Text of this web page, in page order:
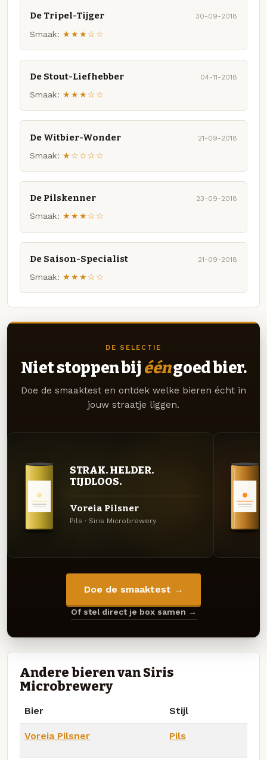
De Tripel-Tijger 30-09-2018
Smaak: ★★★☆☆
De Stout-Liefhebber 04-11-2018
Smaak: ★★★☆☆
De Witbier-Wonder 21-09-2018
Smaak: ★☆☆☆☆
De Pilskenner 23-09-2018
Smaak: ★★★☆☆
De Saison-Specialist 21-09-2018
Smaak: ★★★☆☆
DE SELECTIE
Niet stoppen bij ééngoed bier.
Doe de smaaktest en ontdek welke bieren écht in
jouw straatje liggen.
STRAK. HELDER.
TIJDLOOS.
Voreia Pilsner
Pils · Siris Microbrewery
Doe de smaaktest →
Of stel direct je box samen →
Andere bieren van Siris
Microbrewery
Bier Stijl
Voreia Pilsner Pils